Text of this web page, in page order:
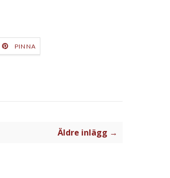
PINNA
Äldre inlägg →